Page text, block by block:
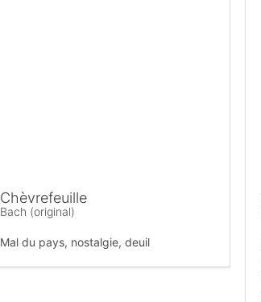
Chèvrefeuille
Bach (original)
Mal du pays, nostalgie, deuil